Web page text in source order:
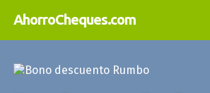
AhorroCheques.com